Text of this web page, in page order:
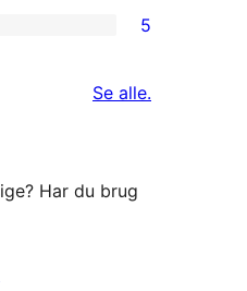
5
Se alleanmeldelser
.
Har du brug